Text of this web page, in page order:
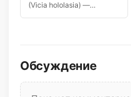
(Vicia hololasia) —
Обсуждение